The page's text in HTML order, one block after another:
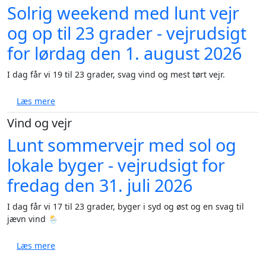
Solrig weekend med lunt vejr
og op til 23 grader - vejrudsigt
for lørdag den 1. august 2026
I dag får vi 19 til 23 grader, svag vind og mest tørt vejr.
Læs mereom Solrig weekend med lunt vejr og op til 23
Vind og vejr
Lunt sommervejr med sol og
lokale byger - vejrudsigt for
fredag den 31. juli 2026
I dag får vi 17 til 23 grader, byger i syd og øst og en svag til
jævn vind 🌦️
Læs mereom Lunt sommervejr med sol og lokale byger -